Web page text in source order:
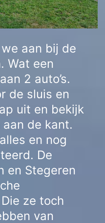
aan bij de
Wat een
2 auto’s.
de sluis en
uit en bekijk
de kant.
en nog
De
en Stegeren
ze toch
van